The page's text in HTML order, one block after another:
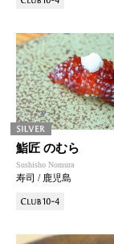
鮨匠 のむら
Sushisho Nomura
寿司 / 鹿児島